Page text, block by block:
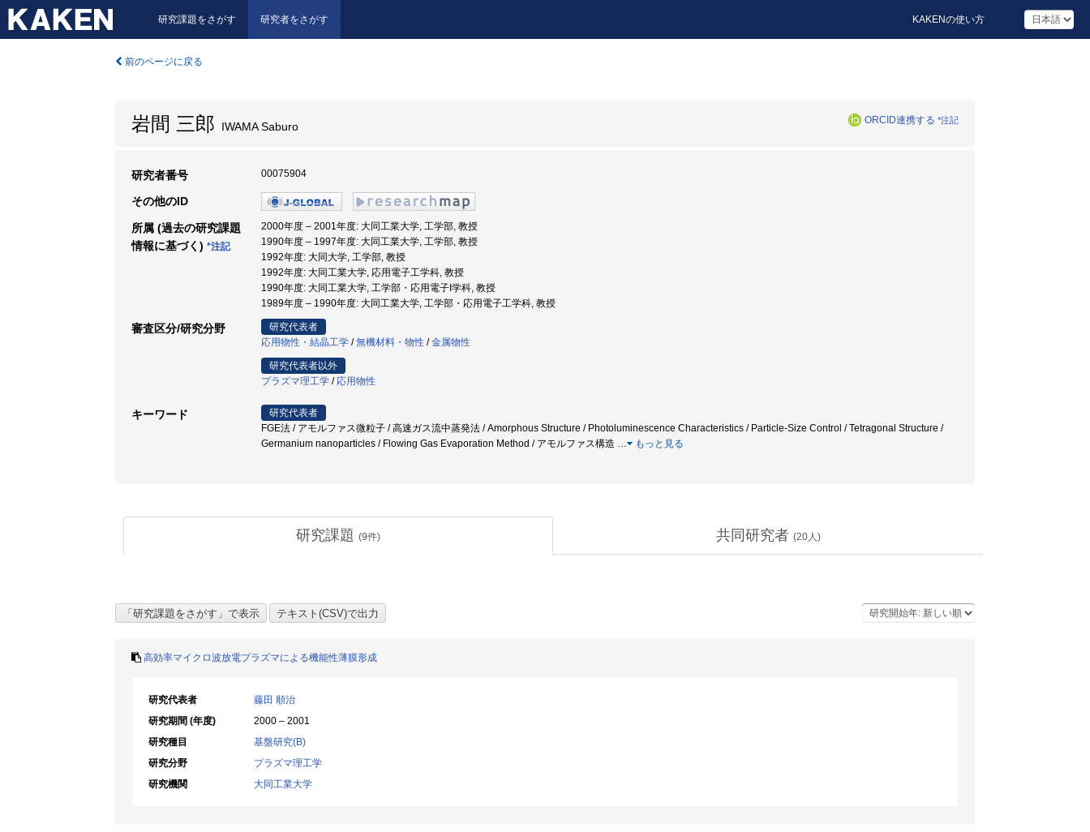
研究課題をさがす 研究者をさがす KAKENの使い方
前のページに戻る
岩間 三郎 IWAMA Saburo ORCID連携する *注記
研究者番号 00075904
その他のID
所属 (過去の研究課題
情報に基づく) *注記
2000年度 – 2001年度: 大同工業大学, 工学部, 教授
1990年度 – 1997年度: 大同工業大学, 工学部, 教授
1992年度: 大同大学, 工学部, 教授
1992年度: 大同工業大学, 応用電子工学科, 教授
1990年度: 大同工業大学, 工学部・応用電子I学科, 教授
1989年度 – 1990年度: 大同工業大学, 工学部・応用電子工学科, 教授
審査区分/研究分野
研究代表者
応用物性・結晶工学 /無機材料・物性 /金属物性
研究代表者以外
プラズマ理工学 / 応用物性
キーワード
研究代表者
FGE法 / アモルファス微粒子 / 高速ガス流中蒸発法 / Amorphous Structure / Photoluminescence Characteristics / Particle-Size Control / Tetragonal Structure /
Germanium nanoparticles / Flowing Gas Evaporation Method / アモルファス構造 … もっと見る
研究課題 (9件) 共同研究者 (20人)
高効率マイクロ波放電プラズマによる機能性薄膜形成
研究代表者
藤田 順治
研究期間 (年度)
2000 – 2001
研究種目
基盤研究(B)
研究分野
プラズマ理工学
研究機関
大同工業大学